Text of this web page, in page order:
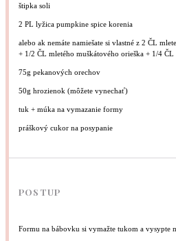
štipka soli
2 PL lyžica pumpkine spice korenia
alebo ak nemáte namiešate si vlastné z 2 ČL
+ 1/2 ČL mletého muškátového orieška + 1/4
75g pekanových orechov
50g hrozienok (môžete vynechať)
tuk + múka na vymazanie formy
práškový cukor na posypanie
POSTUP
Formu na bábovku si vymažte tukom a vysypte